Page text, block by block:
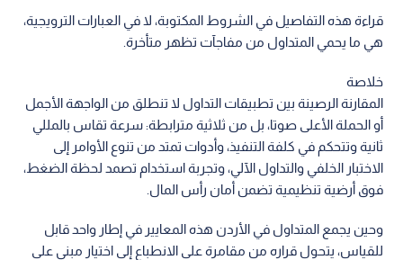
قراءة هذه التفاصيل في الشروط المكتوبة، لا في العبارات الترويجية،
هي ما يحمي المتداول من مفاجآت تظهر متأخرة.
خلاصة
المقارنة الرصينة بين تطبيقات التداول لا تنطلق من الواجهة الأجمل
أو الحملة الأعلى صوتا، بل من ثلاثية مترابطة: سرعة تقاس بالمللي
ثانية وتتحكم في كلفة التنفيذ، وأدوات تمتد من تنوع الأوامر إلى
الاختبار الخلفي والتداول الآلي، وتجربة استخدام تصمد لحظة الضغط،
فوق أرضية تنظيمية تضمن أمان رأس المال.
وحين يجمع المتداول في الأردن هذه المعايير في إطار واحد قابل
للقياس، يتحول قراره من مقامرة على الانطباع إلى اختيار مبني على